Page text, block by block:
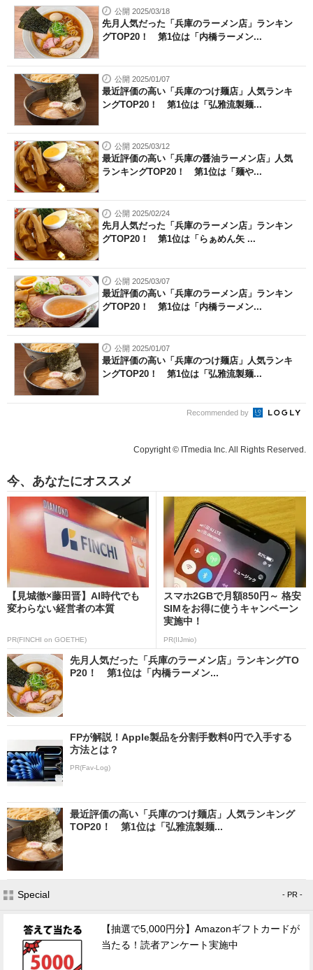
公開 2025/03/18
先月人気だった「兵庫のラーメン店」ランキン
グTOP20！ 第1位は「内橋ラーメン...
公開 2025/01/07
最近評価の高い「兵庫のつけ麺店」人気ランキ
ングTOP20！ 第1位は「弘雅流製麺...
公開 2025/03/12
最近評価の高い「兵庫の醤油ラーメン店」人気
ランキングTOP20！ 第1位は「麺や...
公開 2025/02/24
先月人気だった「兵庫のラーメン店」ランキン
グTOP20！ 第1位は「らぁめん矢 ...
公開 2025/03/07
最近評価の高い「兵庫のラーメン店」ランキン
グTOP20！ 第1位は「内橋ラーメン...
公開 2025/01/07
最近評価の高い「兵庫のつけ麺店」人気ランキ
ングTOP20！ 第1位は「弘雅流製麺...
Recommended by
Copyright © ITmedia Inc. All Rights Reserved.
今、あなたにオススメ
【見城徹×藤田晋】AI時代でも
変わらない経営者の本質
PR(FINCHI on GOETHE)
スマホ2GBで月額850円～ 格安
SIMをお得に使うキャンペーン
実施中！
PR(IIJmio)
先月人気だった「兵庫のラーメン店」ランキングTO
P20！ 第1位は「内橋ラーメン...
FPが解説！Apple製品を分割手数料0円で入手する
方法とは？
PR(Fav-Log)
最近評価の高い「兵庫のつけ麺店」人気ランキング
TOP20！ 第1位は「弘雅流製麺...
Special - PR -
【抽選で5,000円分】Amazonギフトカードが
当たる！読者アンケート実施中